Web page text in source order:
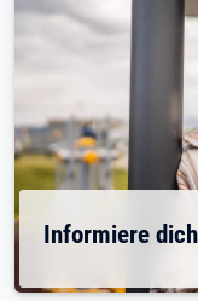
Informiere